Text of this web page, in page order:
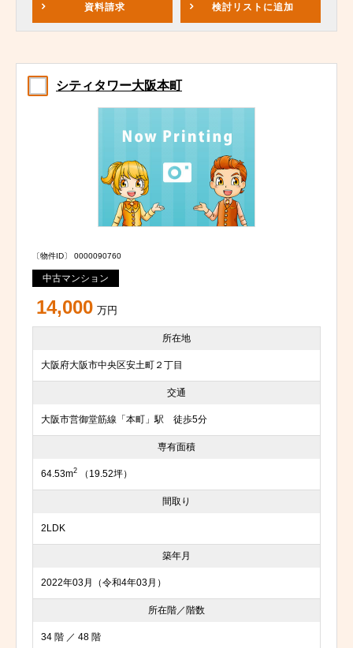
資料請求 検討リスト に追加
シティタワー大阪本町
〔物件ID〕 0000090760
中古マンション
14,000 万円
所在地
大阪府大阪市中央区安土町２丁目
交通
大阪市営御堂筋線「本町」駅 徒歩5分
専有面積
64.53m2 （19.52坪）
間取り
2LDK
築年月
2022年03月（令和4年03月）
所在階／階数
34 階 ／ 48 階